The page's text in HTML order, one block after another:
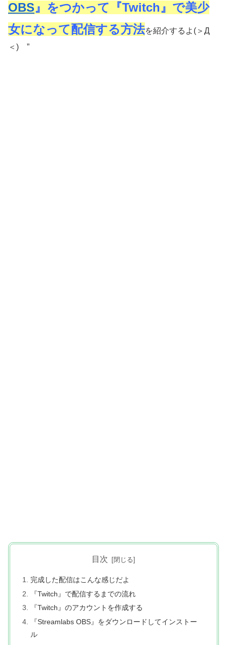
OBS』をつかって『Twitch』で美少
女になって配信する方法を紹介するよ(＞Д
＜)ゝ”
目次
完成した配信はこんな感じだよ
『Twitch』で配信するまでの流れ
『Twitch』のアカウントを作成する
『Streamlabs OBS』をダウンロードしてインストー
ル